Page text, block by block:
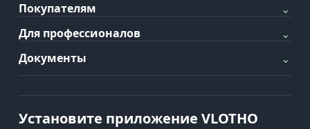
Покупателям
⌄
Для профессионалов
⌄
Документы
⌄
Установите приложение VLOTHO